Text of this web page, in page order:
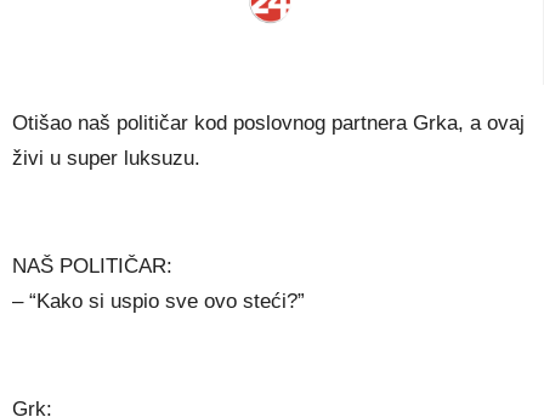
Otišao naš političar kod poslovnog partnera Grka, a ovaj
živi u super luksuzu.
NAŠ POLITIČAR:
– “Kako si uspio sve ovo steći?”
Grk: